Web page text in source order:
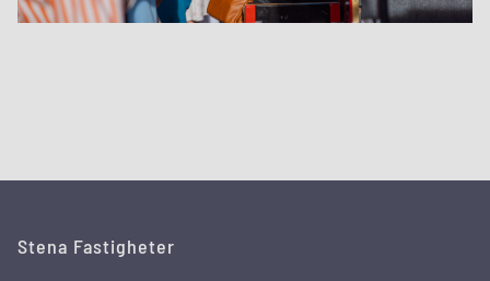
Stena Fastigheter